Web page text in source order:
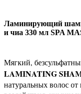
Ламинирующий
и чиа 330 мл SPA
Мягкий,
LAMINATING
натуральных волос